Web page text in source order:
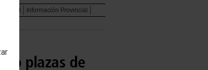
Información Provincial
plazas de